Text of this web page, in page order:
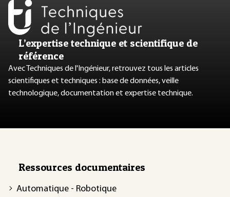
L’expertise technique et scientifique de
référence
Avec Techniques de l'Ingénieur, retrouvez tous les articles
scientifiques et techniques : base de données, veille
technologique, documentation et expertise technique.
Ressources documentaires
Automatique - Robotique